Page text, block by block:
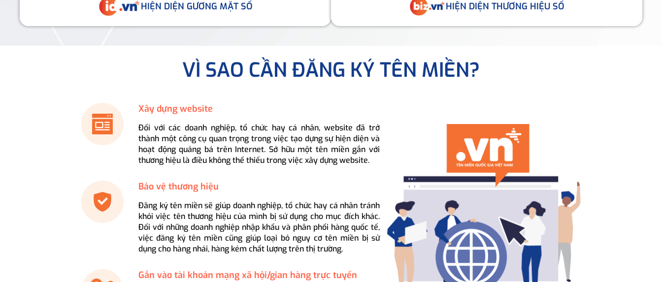
HIỆN DIỆN GƯƠNG MẶT SỐ HIỆN DIỆN THƯƠNG HIỆU SỐ
VÌ SAO CẦN ĐĂNG KÝ TÊN MIỀN?
Xây dựng website
Đối với các doanh nghiệp, tổ chức hay cá nhân, website đã trở
thành một công cụ quan trọng trong việc tạo dựng sự hiện diện và
hoạt động quảng bá trên Internet. Sở hữu một tên miền gắn với
thương hiệu là điều không thể thiếu trong việc xây dựng website.
Bảo vệ thương hiệu
Đăng ký tên miền sẽ giúp doanh nghiệp, tổ chức hay cá nhân tránh
khỏi việc tên thương hiệu của mình bị sử dụng cho mục đích khác.
Đối với những doanh nghiệp nhập khẩu và phân phối hàng quốc tế,
việc đăng ký tên miền cũng giúp loại bỏ nguy cơ tên miền bị sử
dụng cho hàng nhái, hàng kém chất lượng trên thị trường.
Gắn vào tài khoản mạng xã hội/gian hàng trực tuyến